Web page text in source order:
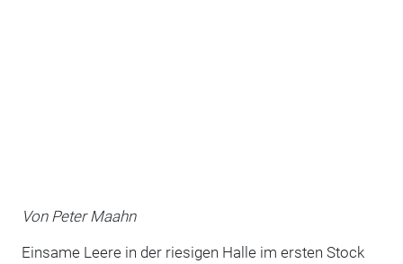
Von Peter Maahn
Einsame Leere in der riesigen Halle im ersten Stock